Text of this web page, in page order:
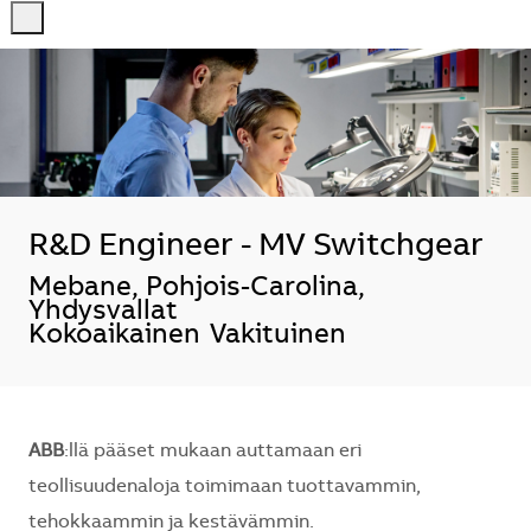
R&D Engineer - MV Switchgear
Sijainti
Mebane, Pohjois-Carolina,
Yhdysvallat
Kokoaikainen Vakituinen
ABB:llä pääset mukaan auttamaan eri
teollisuudenaloja toimimaan tuottavammin,
tehokkaammin ja kestävämmin.